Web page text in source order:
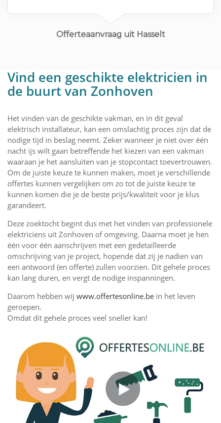
Offerteaanvraag uit Hasselt
Vind een geschikte elektricien in
de buurt van Zonhoven
Het vinden van de geschikte vakman, en in dit geval
elektrisch installateur, kan een omslachtig proces zijn dat de
nodige tijd in beslag neemt. Zeker wanneer je niet over één
nacht ijs wilt gaan betreffende het kiezen van een vakman
waaraan je het aansluiten van je stopcontact toevertrouwen.
Om de juiste keuze te kunnen maken, moet je verschillende
offertes kunnen vergelijken om zo tot de juiste keuze te
kunnen komen die je de beste prijs/kwaliteit voor je klus
garandeert.
Deze zoektocht begint dus met het vinden van professionele
elektriciens uit Zonhoven of omgeving. Daarna moet je hen
één voor één aanschrijven met een gedetailleerde
omschrijving van je project, hopende dat zij je nadien van
een antwoord (en offerte) zullen voorzien. Dit gehele proces
kan lang duren, en vergt de nodige inspanningen.
Daarom hebben wij www.offertesonline.be in het leven
geroepen.
Omdat dit gehele proces veel sneller kan!